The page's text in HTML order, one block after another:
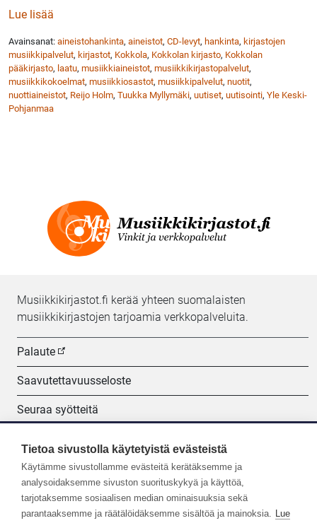
Lue lisää
Avainsanat: aineistohankinta, aineistot, CD-levyt, hankinta, kirjastojen
musiikkipalvelut, kirjastot, Kokkola, Kokkolan kirjasto, Kokkolan
pääkirjasto, laatu, musiikkiaineistot, musiikkikirjastopalvelut,
musiikkikokoelmat, musiikkiosastot, musiikkipalvelut, nuotit,
nuottiaineistot, Reijo Holm, Tuukka Myllymäki, uutiset, uutisointi, Yle Keski-
Pohjanmaa
Musiikkikirjastot.fi kerää yhteen suomalaisten
musiikkikirjastojen tarjoamia verkkopalveluita.
Palaute
Saavutettavuusseloste
Seuraa syötteitä
Seuraa meitä:
Tietoa sivustolla käytetyistä evästeistä
Käytämme sivustollamme evästeitä kerätäksemme ja
analysoidaksemme sivuston suorituskykyä ja käyttöä,
tarjotaksemme sosiaalisen median ominaisuuksia sekä
parantaaksemme ja räätälöidäksemme sisältöä ja mainoksia. Lue